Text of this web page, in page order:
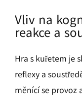
Vliv na
reakce a
Hra s kuřetem je
reflexy a
měnící se provoz